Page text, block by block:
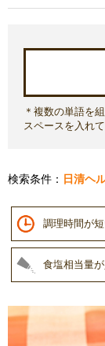
＊複数の単語を
スペースを入れて
検索条件： 日清ヘ
調理時間が
食塩相当量